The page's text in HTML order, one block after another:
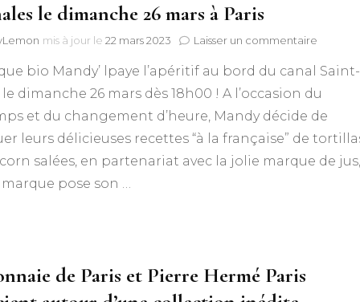
le dimanche 26 mars à Paris
mis à jour le 22 mars 2023 Laisser un commentaire
distribue
bio
aux
originales
bio Mandy’ lpaye l’apéritif au bord du canal Saint-
dimanche 26 mars dès 18h00 ! A l’occasion du
et du changement d’heure, Mandy décide de
leurs délicieuses recettes “à la française” de
salées, en partenariat avec la jolie marque de jus,
marque pose son …
de Paris et Pierre Hermé Paris